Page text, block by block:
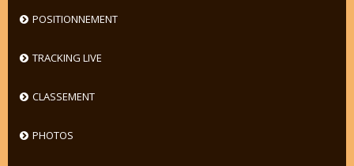
POSITIONNEMENT
TRACKING LIVE
CLASSEMENT
PHOTOS